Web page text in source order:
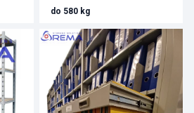
do 580 kg